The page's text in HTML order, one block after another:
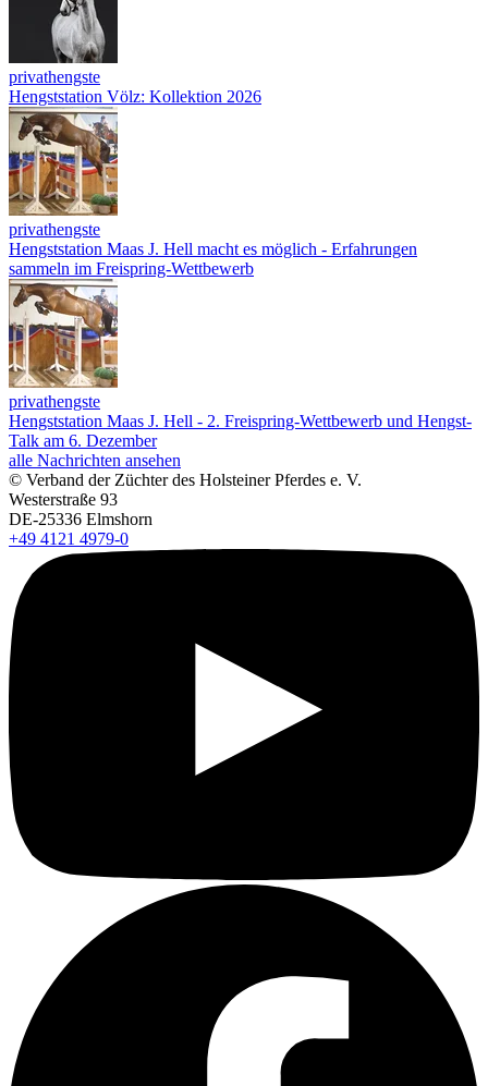
privathengste
Hengststation Völz: Kollektion 2026
privathengste
Hengststation Maas J. Hell macht es möglich - Erfahrungen
sammeln im Freispring-Wettbewerb
privathengste
Hengststation Maas J. Hell - 2. Freispring-Wettbewerb und Hengst-
Talk am 6. Dezember
alle Nachrichten ansehen
© Verband der Züchter des Holsteiner Pferdes e. V.
Westerstraße 93
DE-25336 Elmshorn
+49 4121 4979-0